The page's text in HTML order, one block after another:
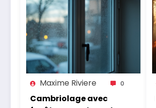
Maxime Riviere 0
Cambriolage avec